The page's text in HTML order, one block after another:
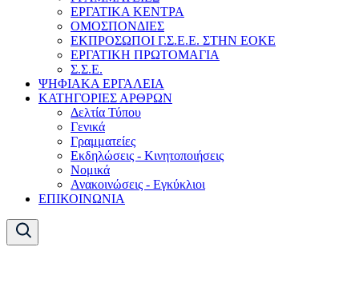
ΕΡΓΑΤΙΚΑ ΚΕΝΤΡΑ
ΟΜΟΣΠΟΝΔΙΕΣ
ΕΚΠΡΟΣΩΠΟΙ Γ.Σ.Ε.Ε. ΣΤΗΝ ΕΟΚΕ
ΕΡΓΑΤΙΚΗ ΠΡΩΤΟΜΑΓΙΑ
Σ.Σ.Ε.
ΨΗΦΙΑΚΑ ΕΡΓΑΛΕΙΑ
ΚΑΤΗΓΟΡΙΕΣ ΑΡΘΡΩΝ
Δελτία Τύπου
Γενικά
Γραμματείες
Εκδηλώσεις - Κινητοποιήσεις
Νομικά
Ανακοινώσεις - Εγκύκλιοι
ΕΠΙΚΟΙΝΩΝΙΑ